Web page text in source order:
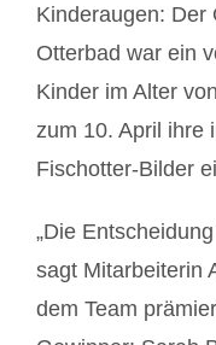
Kinderaugen: Der
Otterbad war ein
Kinder im Alter
zum 10. April ihre
Fischotter-Bilder
„Die
sagt Mitarbeiterin
dem Team